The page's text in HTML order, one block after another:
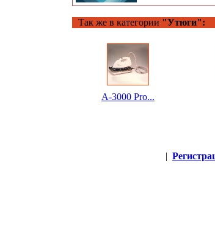
Так же в категории "Утюги":
A-3000 Pro...
|